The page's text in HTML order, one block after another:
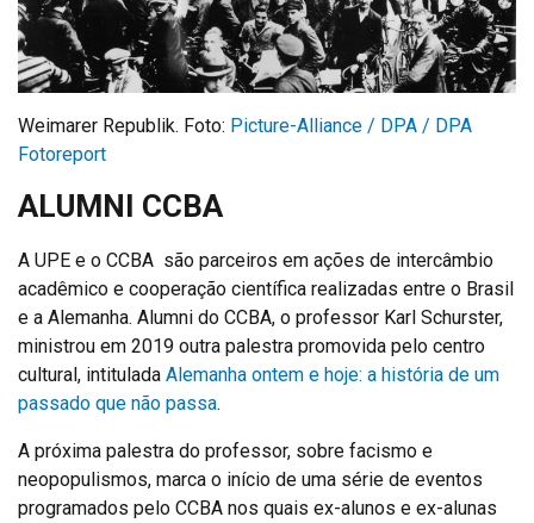
Weimarer Republik. Foto: Picture-Alliance / DPA / DPA
Fotoreport
ALUMNI CCBA
A UPE e o CCBA são parceiros em ações de intercâmbio
acadêmico e cooperação científica realizadas entre o Brasil
e a Alemanha. Alumni do CCBA, o professor Karl Schurster,
ministrou em 2019 outra palestra promovida pelo centro
cultural, intitulada Alemanha ontem e hoje: a história de um
passado que não passa.
A próxima palestra do professor, sobre facismo e
neopopulismos, marca o início de uma série de eventos
programados pelo CCBA nos quais ex-alunos e ex-alunas